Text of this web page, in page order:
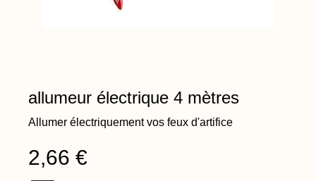
allumeur électrique 4 mètres
Allumer électriquement vos feux d'artifice
2,66 €